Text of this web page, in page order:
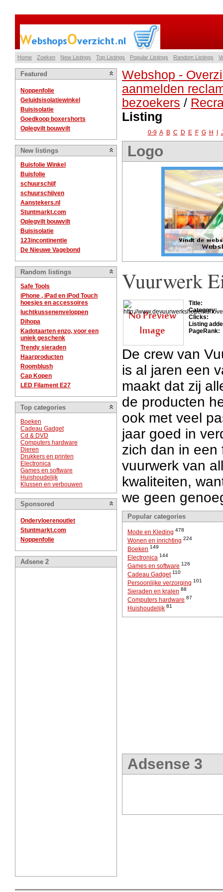
Home Zoeken New Listings Top Listings Popular Listings Random Listings
Featured
Noppenfolie
Geluidsisolatiewinkel
Buisisolatie
Goedkoop boxershorts
Oplegvilt bouwvilt
New listings
Buisfolie Winkel
Buisfolie
schuurschijf
schuurschijven
Aanstekers.nl
Stuntmarkt.com
Oplegvilt bouwvilt
Buisisolatie
123incontinentie
De Nieuwe Vagebond
Random listings
Safe Tools
iPhone , iPad en iPod Touch
hoesjes en accessoires
luchtkussenenveloppen
Dihopa
Kadotaarten enzo, voor een
uniek geschenk
Trendy sieraden
Haarproducten
Roomblush
Cap Kopen
LED Filament E27
Top categories
Boeken
Cadeau Gadget
Cd & DVD
Computers hardware
Dieren
Drukkers en printen
Electronica
Games en software
Huishoudelijk
Klussen en verbouwen
Sponsored
Ondervloerenoutlet
Stuntmarkt.com
Noppenfolie
Adsene 2
Webshop -
aanmelden
bezoekers /
Listing
0-9 A B C D E F G H
Logo
Vuurwerk
Title:
Category:
Clicks:
Listing
PageRank:
De crew van
is al jaren een
maakt dat zij
de producten
ook met veel
jaar goed in
zich dan in een
vuurwerk van
kwaliteiten,
we geen
Popular categories
Mode en Kleding 478
Wonen en inrichting 224
Boeken 149
Electronica 144
Games en software 126
Cadeau Gadget 110
Persoonlijke verzorging 101
Sieraden en kralen 88
Computers hardware 87
Huishoudelijk 81
Adsense 3